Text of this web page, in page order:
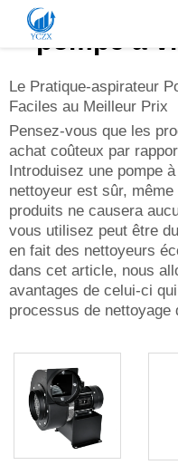
PRODUIT
À PROPOS DE NOUS
ACTUALITÉS
CONTACTEZ-NOUS
pompe à
Le Pratique-aspirateur
Faciles au Meilleur Prix
Pensez-vous que les
achat coûteux par
Introduisez une pompe
nettoyeur est sûr,
produits ne causera
vous utilisez peut être
en fait des nettoyeurs
dans cet article, nous
avantages de celui-ci
processus de